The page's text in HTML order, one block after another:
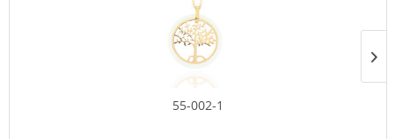
55-002-1